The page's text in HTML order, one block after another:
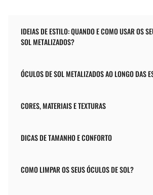
IDEIAS DE ESTILO: QUANDO E COMO USAR OS
SOL METALIZADOS?
ÓCULOS DE SOL METALIZADOS AO LONGO DAS
CORES, MATERIAIS E TEXTURAS
DICAS DE TAMANHO E CONFORTO
COMO LIMPAR OS SEUS ÓCULOS DE SOL?